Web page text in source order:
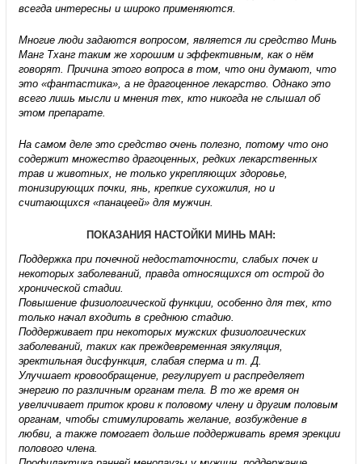
всегда интересны и широко применяются.
Многие люди задаются вопросом, является ли средство Минь
Манг Тханг таким же хорошим и эффективным, как о нём
говорят. Причина этого вопроса в том, что они думают, что
это «фантастика», а не драгоценное лекарство. Однако это
всего лишь мысли и мнения тех, кто никогда не слышал об
этом препарате.
На самом деле это средство очень полезно, потому что оно
содержит множество драгоценных, редких лекарственных
трав и животных, не только укрепляющих здоровье,
тонизирующих почки, янь, крепкие сухожилия, но и
считающихся «панацеей» для мужчин.
ПОКАЗАНИЯ НАСТОЙКИ МИНЬ МАН:
Поддержка при почечной недостаточности, слабых почек и
некоторых заболеваний, правда относящихся от острой до
хронической стадии.
Повышение физиологической функции, особенно для тех, кто
только начал входить в среднюю стадию.
Поддерживает при некоторых мужских физиологических
заболеваний, таких как преждевременная эякуляция,
эректильная дисфункция, слабая сперма и т. Д.
Улучшает кровообращение, регулирует и распределяет
энергию по различным органам тела. В то же время он
увеличивает приток крови к половому члену и другим половым
органам, чтобы стимулировать желание, возбуждение в
любви, а также помогает дольше поддерживать время эрекции
полового члена.